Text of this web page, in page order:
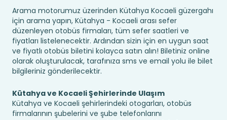
Arama motorumuz üzerinden Kütahya Kocaeli güzergahı
için arama yapın, Kütahya - Kocaeli arası sefer
düzenleyen otobüs firmaları, tüm sefer saatleri ve
fiyatları listelenecektir. Ardından sizin için en uygun saat
ve fiyatlı otobüs biletini kolayca satın alın! Biletiniz online
olarak oluşturulacak, tarafınıza sms ve email yolu ile bilet
bilgileriniz gönderilecektir.
Kütahya ve Kocaeli Şehirlerinde Ulaşım
Kütahya ve Kocaeli şehirlerindeki otogarları, otobüs
firmalarının şubelerini ve şube telefonlarını